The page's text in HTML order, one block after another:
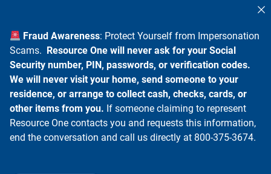
Fraud Awareness: Protect Yourself from Impersonation
Scams. Resource One will never ask for your Social
Security number, PIN, passwords, or verification codes.
We will never visit your home, send someone to your
residence, or arrange to collect cash, checks, cards, or
other items from you. If someone claiming to represent
Resource One contacts you and requests this information,
end the conversation and call us directly at 800-375-3674.